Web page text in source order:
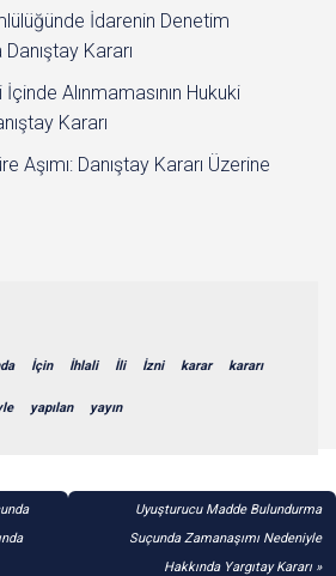
İdarenin Denetim
Kararı
Alınmamasının Hukuki
Kararı
Aşımı: Danıştay Kararı Üzerine
İçin İhlali İli İzni karar kararı
yapılan yayın
Uyuşturucu Madde Bulundurma
Suçunda Zamanaşımı Nedeniyle
Hakkında Yargıtay Kararı